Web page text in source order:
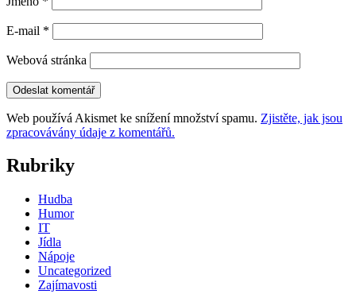
E-mail *
Webová stránka
Web používá Akismet ke snížení množství spamu. Zjistěte, jak jsou
zpracovávány údaje z komentářů.
Rubriky
Hudba
Humor
IT
Jídla
Nápoje
Uncategorized
Zajímavosti